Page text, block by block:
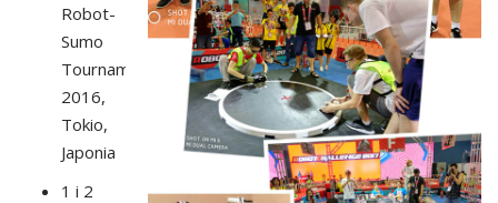
Robot-
Sumo
Tournament
2016,
Tokio,
Japonia
1 i 2